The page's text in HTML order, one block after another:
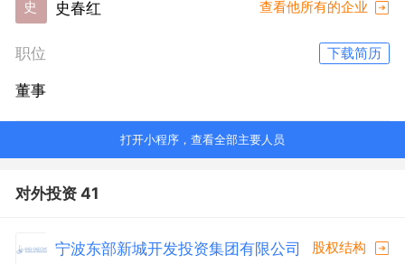
史 史春红 查看他所有的企业
职位 下载简历
董事
打开小程序，查看全部主要人员
对外投资 41
宁波东部新城开发投资集团有限公司 股权结构